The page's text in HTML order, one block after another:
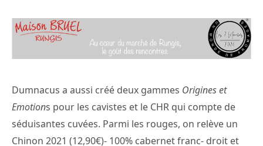
Dumnacus a aussi créé deux gammes Origines et
Emotions pour les cavistes et le CHR qui compte de
séduisantes cuvées. Parmi les rouges, on relève un
Chinon 2021 (12,90€)- 100% cabernet franc- droit et